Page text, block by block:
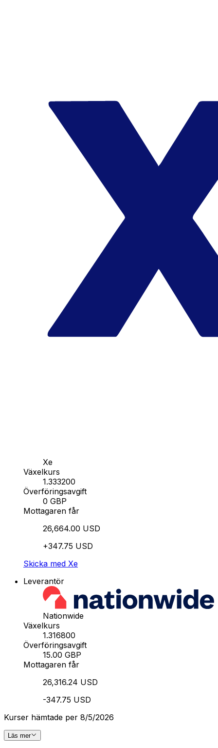
Xe
Växelkurs
1.333200
Överföringsavgift
0 GBP
Mottagaren får
26,664.00 USD
+347.75 USD
Skicka med Xe
Leverantör
Nationwide
Växelkurs
1.316800
Överföringsavgift
15.00 GBP
Mottagaren får
26,316.24 USD
-347.75 USD
Kurser hämtade per 8/5/2026
Läs mer